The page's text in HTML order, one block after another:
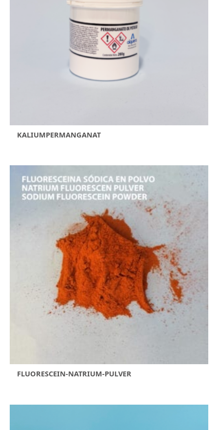
KALIUMPERMANGANAT
FLUORESCEIN-NATRIUM-PULVER